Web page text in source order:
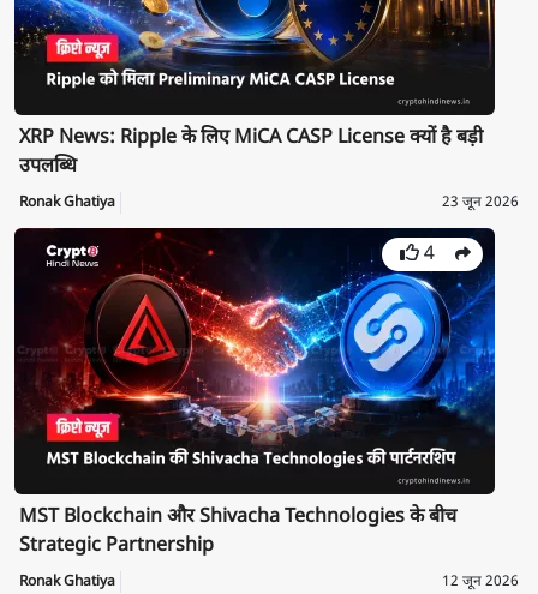
XRP News: Ripple के लिए MiCA CASP License क्यों है बड़ी
उपलब्धि
Ronak Ghatiya 23 जून 2026
4
MST Blockchain और Shivacha Technologies के बीच
Strategic Partnership
Ronak Ghatiya 12 जून 2026